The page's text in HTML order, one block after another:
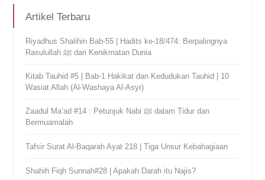
Artikel Terbaru
Riyadhus Shalihin Bab-55 | Hadits ke-18/474: Berpalingnya
Rasulullah ﷺ dari Kenikmatan Dunia
Kitab Tauhid #5 | Bab-1 Hakikat dan Kedudukan Tauhid | 10
Wasiat Allah (Al-Washaya Al-Asyr)
Zaadul Ma’ad #14 : Petunjuk Nabi ﷺ dalam Tidur dan
Bermuamalah
Tafsir Surat Al-Baqarah Ayat 218 | Tiga Unsur Kebahagiaan
Shahih Fiqh Sunnah#28 | Apakah Darah itu Najis?